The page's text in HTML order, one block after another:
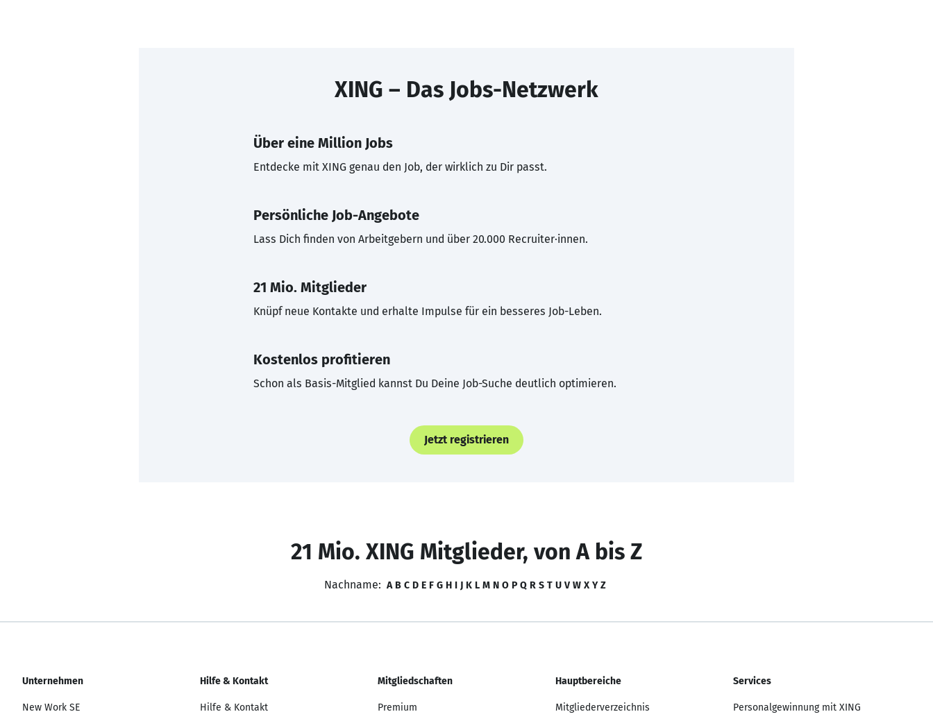
XING – Das Jobs-Netzwerk
Über eine Million Jobs
Entdecke mit XING genau den Job, der wirklich zu Dir passt.
Persönliche Job-Angebote
Lass Dich finden von Arbeitgebern und über 20.000 Recruiter·innen.
21 Mio. Mitglieder
Knüpf neue Kontakte und erhalte Impulse für ein besseres Job-Leben.
Kostenlos profitieren
Schon als Basis-Mitglied kannst Du Deine Job-Suche deutlich optimieren.
Jetzt registrieren
21 Mio. XING Mitglieder, von A bis Z
Nachname: A B C D E F G H I J K L M N O P Q R S T U V W X Y Z
Unternehmen
New Work SE
Hilfe & Kontakt
Hilfe & Kontakt
Mitgliedschaften
Premium
Hauptbereiche
Mitgliederverzeichnis
Services
Personalgewinnung mit XING